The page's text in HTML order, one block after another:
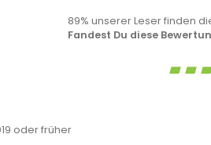
89% unserer Leser finden
Fandest Du diese
oder früher